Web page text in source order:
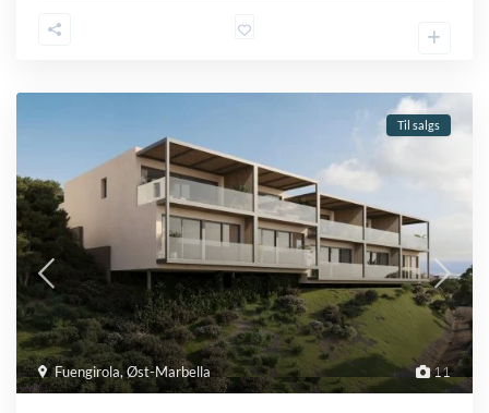
11
Fuengirola,Øst-Marbella
Til salgs